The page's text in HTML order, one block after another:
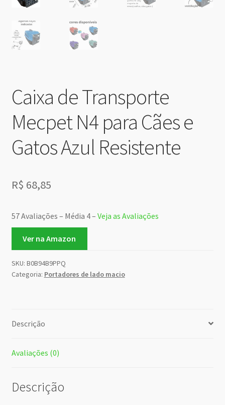
Caixa de Transporte
Mecpet N4 para Cães e
Gatos Azul Resistente
R$ 68,85
57 Avaliações – Média 4 – Veja as Avaliações
Ver na Amazon
SKU: B0B94B9PPQ
Categoria: Portadores de lado macio
Descrição
Avaliações (0)
Descrição